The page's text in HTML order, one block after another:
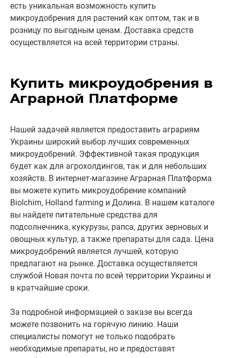
есть уникальная возможность купить
микроудобрения для растений как оптом, так и в
розницу по выгодным ценам. Доставка средств
осуществляется на всей территории страны.
Купить микроудобрения в
Аграрной Платформе
Нашей задачей является предоставить аграриям
Украины широкий выбор лучших современных
микроудобрений. Эффективной такая продукция
будет как для агрохолдингов, так и для небольших
хозяйств. В интернет-магазине Аграрная Платформа
вы можете купить микроудобрение компаний
Biolchim, Holland farming и Долина. В нашем каталоге
вы найдете питательные средства для
подсолнечника, кукурузы, рапса, других зерновых и
овощных культур, а также препараты для сада. Цена
микроудобрений является лучшей, которую
предлагают на рынке. Доставка осуществляется
службой Новая почта по всей территории Украины и
в кратчайшие сроки.
За подробной информацией о заказе вы всегда
можете позвонить на горячую линию. Наши
специалисты помогут не только подобрать
необходимые препараты, но и предоставят